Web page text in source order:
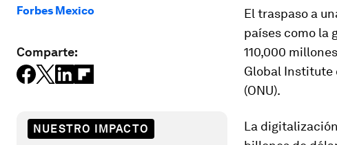
Forbes Mexico
Comparte:
NUESTRO IMPACTO
El traspaso a
países como la
110,000
Global Institute
(ONU).
La